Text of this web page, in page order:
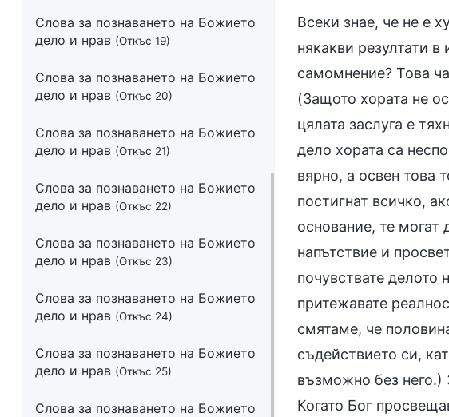
Слова за познаването на Божието
дело и нрав (Откъс 19)
Слова за познаването на Божието
дело и нрав (Откъс 20)
Слова за познаването на Божието
дело и нрав (Откъс 21)
Слова за познаването на Божието
дело и нрав (Откъс 22)
Слова за познаването на Божието
дело и нрав (Откъс 23)
Слова за познаването на Божието
дело и нрав (Откъс 24)
Слова за познаването на Божието
дело и нрав (Откъс 25)
Слова за познаването на Божието
Всеки знае, че не е
някакви резултати
самомнение? Това
(Защото хората не
цялата заслуга е
дело хората са
вярно, а освен това
постигнат всичко,
основание, те могат
напътствие и
почувствате
притежавате
смятаме, че
съдействието си,
възможно без
Когато Бог